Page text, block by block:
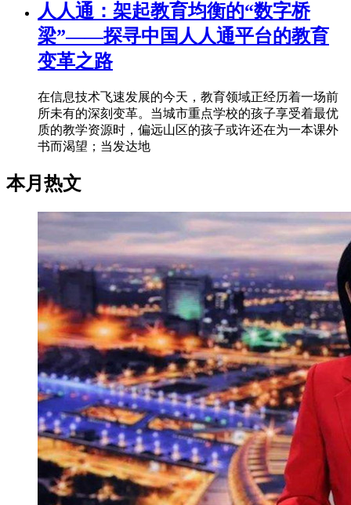
人人通：架起教育均衡的“数字桥
梁”——探寻中国人人通平台的教育
变革之路
在信息技术飞速发展的今天，教育领域正经历着一场前
所未有的深刻变革。当城市重点学校的孩子享受着最优
质的教学资源时，偏远山区的孩子或许还在为一本课外
书而渴望；当发达地
本月热文